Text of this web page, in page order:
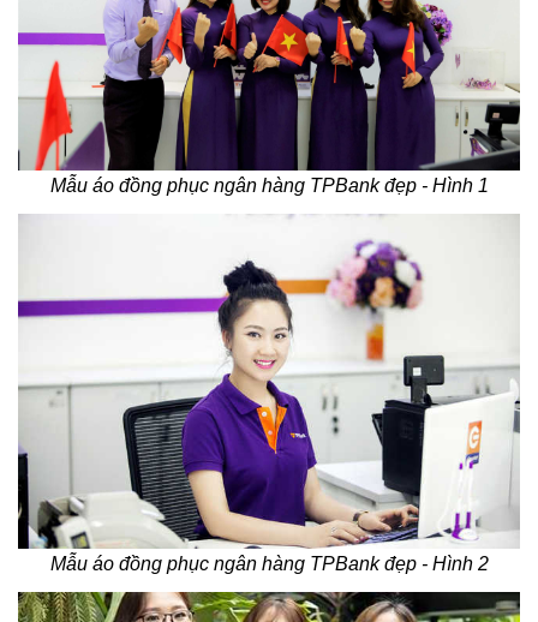
Mẫu áo đồng phục ngân hàng TPBank đẹp - Hình 1
Mẫu áo đồng phục ngân hàng TPBank đẹp - Hình 2